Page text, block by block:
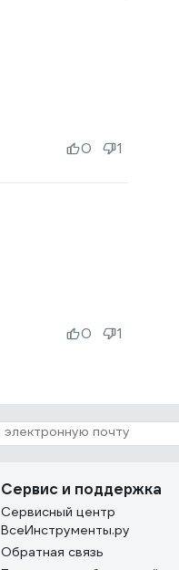
0 1
0 1
Сервис и поддержка
Сервисный центр
ВсеИнструменты.ру
Обратная связь